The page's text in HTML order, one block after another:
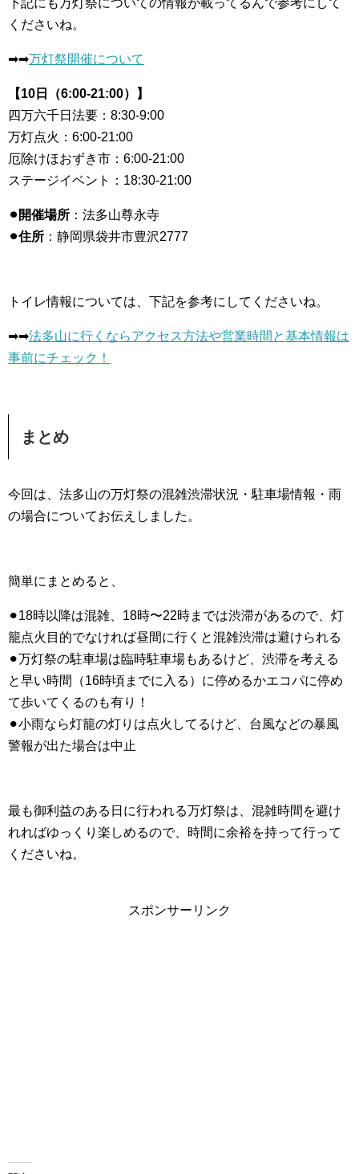
くださいね。
➡︎➡︎万灯祭開催について
【10日（6:00-21:00）】
四万六千日法要：8:30-9:00
万灯点火：6:00-21:00
厄除けほおずき市：6:00-21:00
ステージイベント：18:30-21:00
⚫︎開催場所 ：法多山尊永寺
⚫︎住所 ：静岡県袋井市豊沢2777
トイレ情報については、下記を参考にしてくださいね。
➡︎➡︎法多山に行くならアクセス方法や営業時間と基本情報は
事前にチェック！
まとめ
今回は、法多山の万灯祭の混雑渋滞状況・駐車場情報・雨
の場合についてお伝えしました。
簡単にまとめると、
⚫︎18時以降は混雑、18時〜22時までは渋滞があるので、灯
籠点火目的でなければ昼間に行くと混雑渋滞は避けられる
⚫︎万灯祭の駐車場は臨時駐車場もあるけど、渋滞を考える
と早い時間（16時頃までに入る）に停めるかエコパに停め
て歩いてくるのも有り！
⚫︎小雨なら灯籠の灯りは点火してるけど、台風などの暴風
警報が出た場合は中止
最も御利益のある日に行われる万灯祭は、混雑時間を避け
れればゆっくり楽しめるので、時間に余裕を持って行って
くださいね。
スポンサーリンク